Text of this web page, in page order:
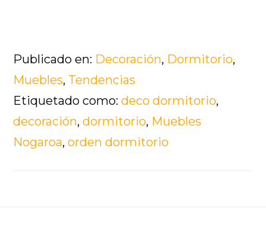
Publicado en: Decoración, Dormitorio,
Muebles, Tendencias
Etiquetado como:deco dormitorio,
decoración,dormitorio, Muebles
Nogaroa,orden dormitorio